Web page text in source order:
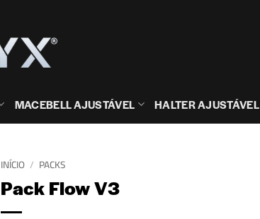
MACEBELL AJUSTÁVEL HALTER AJUSTÁVEL
INÍCIO / PACKS
Pack Flow V3